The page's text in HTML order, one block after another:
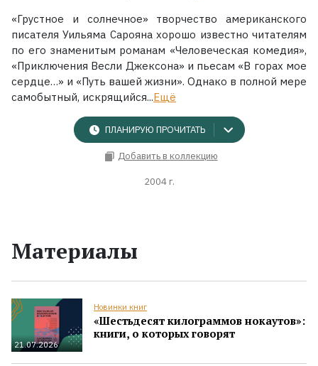
«Грустное и солнечное» творчество американского
писателя Уильяма Сарояна хорошо известно читателям
по его знаменитым романам «Человеческая комедия»,
«Приключения Весли Джексона» и пьесам «В горах мое
сердце…» и «Путь вашей жизни». Однако в полной мере
самобытный, искрящийся...Ещё
ПЛАНИРУЮ ПРОЧИТАТЬ
Добавить в коллекцию
2004 г.
Материалы
21.07.2026
Новинки книг
«Шестьдесят килограммов нокаутов»:
книги, о которых говорят